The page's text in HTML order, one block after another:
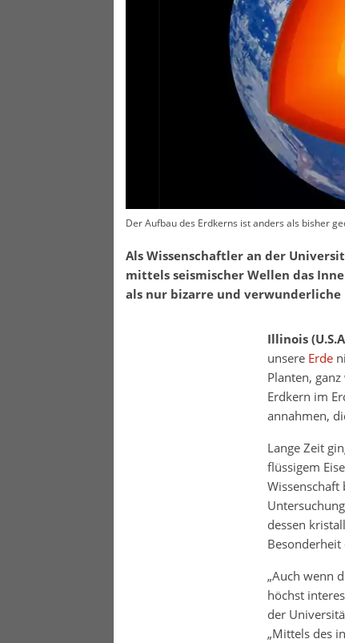
Der Aufbau des Erdkerns ist anders als bisher
Als Wissenschaftler an der
mittels seismischer Wellen das
als nur bizarre und verwunderliche
Illinois
unsere Erde
Planten,
Erdkern im
annahmen,
Lange Zeit
flüssigem
Wissenschaft
dessen
Besonderheit
„Auch wenn
höchst
der
„Mittels des